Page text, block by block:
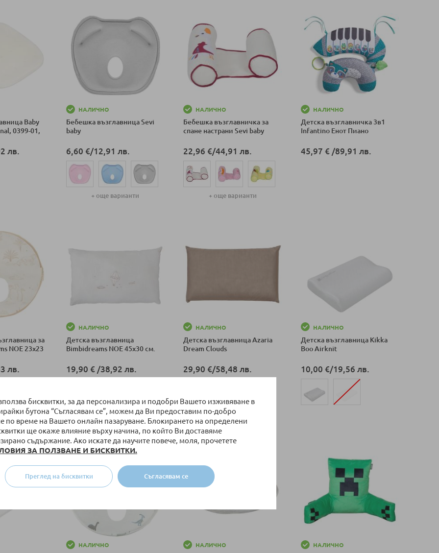
бисквитки, за да персонализира и подобри Вашето изживяване в
бутона “Съгласявам се”, можем да Ви предоставим по-добро
по време на Вашето онлайн пазаруване. Блокирането на определени
ще окаже влияние върху начина, по който Ви доставяме
съдържание. Ако искате да научите повече, моля, прочетете
ЗА ПОЛЗВАНЕ И БИСКВИТКИ.
Съгласявам се
Преглед на бисквитки
Baby
0399-01,
лв.
НАЛИЧНО
Бебешка възглавница Sevi
baby
6,60 €/12,91 лв.
+ още варианти
НАЛИЧНО
Бебешка възглавничка за
спане настрани Sevi baby
22,96 €/44,91 лв.
+ още варианти
НАЛИЧНО
Детска възглавничка 3в1
Infantino Енот Пиано
45,97 €/89,91 лв.
за
NOE 23x23
лв.
НАЛИЧНО
Детска възглавница
Bimbidreams NOE 45x30 см.
19,90 € /38,92 лв.
НАЛИЧНО
Детска възглавница Azaria
Dream Clouds
29,90 €/58,48 лв.
+ още варианти
Добави в количка
НАЛИЧНО
Детска възглавница Kikka
Boo Airknit
10,00 €/19,56 лв.
НАЛИЧНО НАЛИЧНО НАЛИЧНО